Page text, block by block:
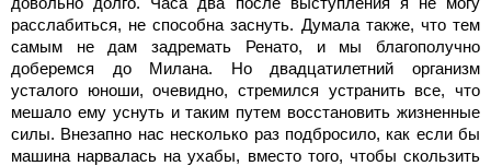
расслабиться, не способна заснуть. Думала также, что тем
самым не дам задремать Ренато, и мы благополучно
доберемся до Милана. Но двадцатилетний организм
усталого юноши, очевидно, стремился устранить все, что
мешало ему уснуть и таким путем восстановить жизненные
силы. Внезапно нас несколько раз подбросило, как если бы
машина нарвалась на ухабы, вместо того, чтобы скользить